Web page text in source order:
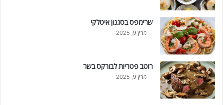
שרימפס בסגנון איטלקי
מרץ 9, 2025
רוטב פטריות לבורקס בשר
מרץ 9, 2025